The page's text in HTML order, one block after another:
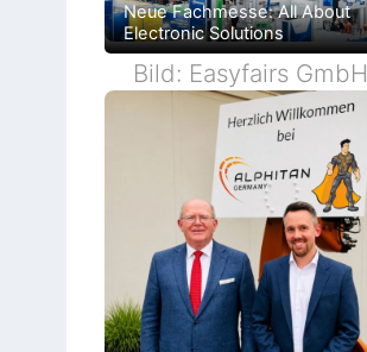
Neue Fachmesse: All About
Electronic Solutions
Bild: Easyfairs GmbH